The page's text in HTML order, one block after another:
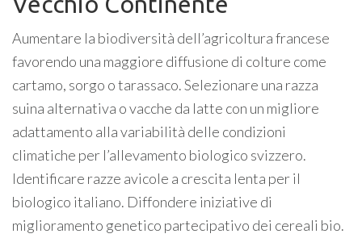
Aumentare la biodiversità dell’agricoltura francese
favorendo una maggiore diffusione di colture come
cartamo, sorgo o tarassaco. Selezionare una razza
suina alternativa o vacche da latte con un migliore
adattamento alla variabilità delle condizioni
climatiche per l’allevamento biologico svizzero.
Identificare razze avicole a crescita lenta per il
biologico italiano. Diffondere iniziative di
miglioramento genetico partecipativo dei cereali bio.